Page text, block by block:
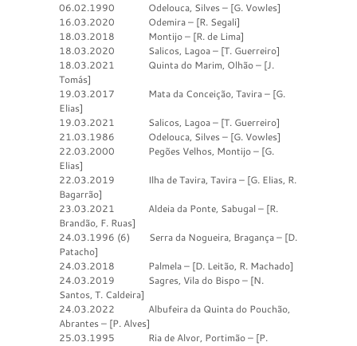
06.02.1990 Odelouca, Silves – [G. Vowles]
16.03.2020 Odemira – [R. Segali]
18.03.2018 Montijo – [R. de Lima]
18.03.2020 Salicos, Lagoa – [T. Guerreiro]
18.03.2021 Quinta do Marim, Olhão – [J.
Tomás]
19.03.2017 Mata da Conceição, Tavira – [G.
Elias]
19.03.2021 Salicos, Lagoa – [T. Guerreiro]
21.03.1986 Odelouca, Silves – [G. Vowles]
22.03.2000 Pegões Velhos, Montijo – [G.
Elias]
22.03.2019 Ilha de Tavira, Tavira – [G. Elias, R.
Bagarrão]
23.03.2021 Aldeia da Ponte, Sabugal – [R.
Brandão, F. Ruas]
24.03.1996 (6) Serra da Nogueira, Bragança – [D.
Patacho]
24.03.2018 Palmela – [D. Leitão, R. Machado]
24.03.2019 Sagres, Vila do Bispo – [N.
Santos, T. Caldeira]
24.03.2022 Albufeira da Quinta do Pouchão,
Abrantes – [P. Alves]
25.03.1995 Ria de Alvor, Portimão – [P.